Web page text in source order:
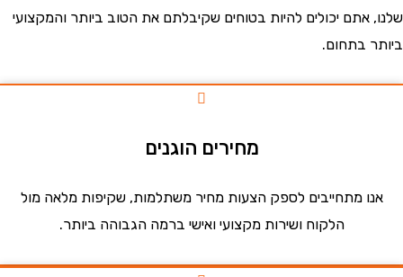
אתם יכולים להיות בטוחים שקיבלתם את הטוב ביותר והמקצועי
בתחום.
מחירים הוגנים
מתחייבים לספק הצעות מחיר משתלמות, שקיפות מלאה מול
הלקוח ושירות מקצועי ואישי ברמה הגבוהה ביותר.